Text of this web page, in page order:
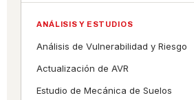
ANÁLISIS Y ESTUDIOS
Análisis de Vulnerabilidad y Riesgo
Actualización de AVR
Estudio de Mecánica de Suelos